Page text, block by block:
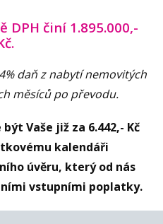
DPH činí 1.895.000,-
daň z nabytí nemovitých
měsíců po převodu.
Vaše již za 6.442,- Kč
kalendáři
úvěru, který od nás
vstupními poplatky.